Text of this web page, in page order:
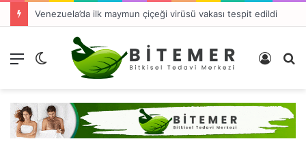
Venezuela’da ilk maymun çiçeği virüsü vakası tespit edildi
Menü
görünümü
Kayıt